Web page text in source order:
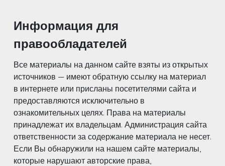
Информация для
правообладателей
Все материалы на данном сайте взяты из открытых
источников — имеют обратную ссылку на материал
в интернете или присланы посетителями сайта и
предоставляются исключительно в
ознакомительных целях. Права на материалы
принадлежат их владельцам. Администрация сайта
ответственности за содержание материала не несет.
Если Вы обнаружили на нашем сайте материалы,
которые нарушают авторские права,